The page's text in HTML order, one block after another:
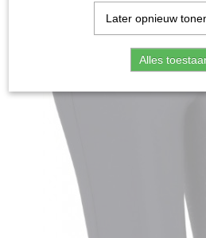
Later opnieuw
Alles